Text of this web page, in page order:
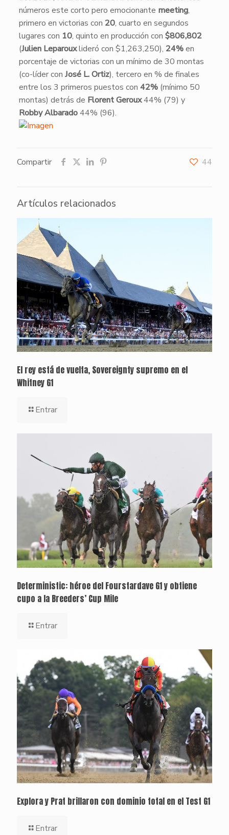
números este corto pero emocionante meeting,
primero en victorias con 20, cuarto en segundos
lugares con 10, quinto en producción con $806,802
(Julien Leparouxlideró con $1,263,250), 24%en
porcentaje de victorias con un mínimo de 30 montas
(co-líder con José L. Ortiz), tercero en % de finales
entre los 3 primeros puestos con 42%(mínimo 50
montas) detrás de Florent Geroux44% (79) y
Robby Albarado44% (96).
Compartir 44
Artículos relacionados
El rey está de vuelta, Sovereignty supremo en el
Whitney G1
Entrar
Deterministic: héroe del Fourstardave G1 y obtiene
cupo a la Breeders’ Cup Mile
Entrar
Explora y Prat brillaron con dominio total en el Test G1
Entrar